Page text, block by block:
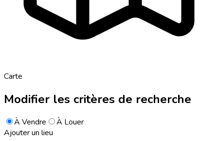
Carte
Modifier les critères de recherche
À Vendre
À Louer
Ajouter un lieu